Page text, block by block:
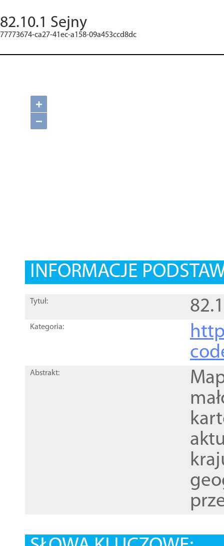
82.10.1 Sejny
77773674-ca27-41ec-a158-09a453ccd8dc
+
−
INFORMACJE
Tytuł:
Kategoria:
Abstrakt: